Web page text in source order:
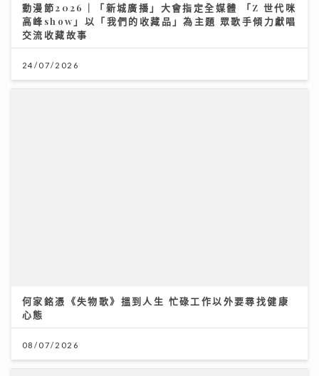
動漫節2026｜「新城廣播」大會指定全媒體 「Z 世代咪
高峰show」以「我們的收藏品」為主題 眾歌手傾力獻唱
交流收藏故事
24/07/2026
何家銘憑《失物歌》搵到人生 忙碌工作以外要尋找健康
心態
08/07/2026